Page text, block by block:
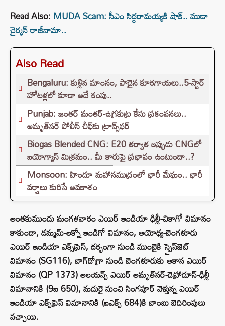
Read Also: MUDA Scam: సీఎం సిద్ధరామయ్యకి షాక్.. ముడా
చైర్మన్ రాజీనామా..
Also Read
Bengaluru: కుళ్లిన మాంసం, పాడైన కూరగాయలు..5-స్టార్
హోటళ్లలో కూడా అదే కంపు..
Punjab: జంతర్ మంతర్-ఉగ్రకుట్ర కేసు ప్రకంపనలు..
అమృత్‌సర్ పోలీస్ చీఫ్‌కు ట్రాన్స్‌ఫర్
Biogas Blended CNG: E20 తర్వాత ఇప్పుడు CNGలో
బయోగ్యాస్ మిశ్రమం.. మీ కారుపై ప్రభావం ఉంటుందా..?
Monsoon: హిందూ మహాసముద్రంలో భారీ మేఘం.. భారీ
వర్షాలు కురిసే అవకాశం
అంతకుముందు మంగళవారం ఎయిర్ ఇండియా ఢిల్లీ-చికాగో విమానం
కాకుండా, డమ్మమ్-లక్నో ఇండిగో విమానం, అయోధ్య-బెంగళూరు
ఎయిర్ ఇండియా ఎక్స్‌ప్రెస్, దర్భంగా నుండి ముంబైకి స్పైస్‌జెట్
విమానం (SG116), బాగ్‌డోగ్రా నుండి బెంగళూరుకు అకాస ఎయిర్
విమానం (QP 1373) అలయన్స్ ఎయిర్ అమృత్‌సర్-డెహ్రాడూన్-ఢిల్లీ
విమానానికి (9ఐ 650), మదురై నుంచి సింగపూర్ వెళ్తున్న ఎయిర్
ఇండియా ఎక్స్‌ప్రెస్ విమానానికి (ఐఎక్స్ 684)కి బాంబు బెదిరింపులు
వచ్చాయి.